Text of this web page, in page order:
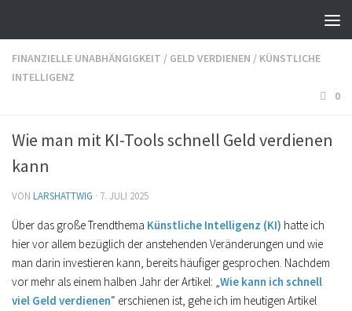
FINANZIELLE UNABHÄNGIGKEIT / GELD VERDIENEN / KÜNSTLICHE
INTELLIGENZ
0
Wie man mit KI-Tools schnell Geld verdienen
kann
VON LARSHATTWIG · 7. JULI 2025
Über das große Trendthema Künstliche Intelligenz (KI) hatte ich
hier vor allem bezüglich der anstehenden Veränderungen und wie
man darin investieren kann, bereits häufiger gesprochen. Nachdem
vor mehr als einem halben Jahr der Artikel: „Wie kann ich schnell
viel Geld verdienen“ erschienen ist, gehe ich im heutigen Artikel